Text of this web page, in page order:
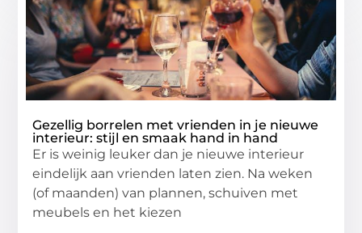
Gezellig borrelen met vrienden in je nieuwe
interieur: stijl en smaak hand in hand
Er is weinig leuker dan je nieuwe interieur
eindelijk aan vrienden laten zien. Na weken
(of maanden) van plannen, schuiven met
meubels en het kiezen